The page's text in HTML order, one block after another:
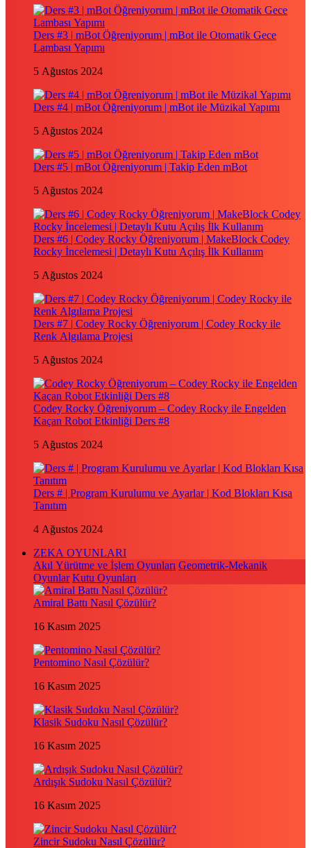
Ders #3 | mBot Öğreniyorum | mBot ile Otomatik Gece
Lambası Yapımı
5 Ağustos 2024
Ders #4 | mBot Öğreniyorum | mBot ile Müzikal Yapımı
5 Ağustos 2024
Ders #5 | mBot Öğreniyorum | Takip Eden mBot
5 Ağustos 2024
Ders #6 | Codey Rocky Öğreniyorum | MakeBlock Codey
Rocky İncelemesi | Detaylı Kutu Açılış İlk Kullanım
5 Ağustos 2024
Ders #7 | Codey Rocky Öğreniyorum | Codey Rocky ile
Renk Algılama Projesi
5 Ağustos 2024
Codey Rocky Öğreniyorum – Codey Rocky ile Engelden
Kaçan Robot Etkinliği Ders #8
5 Ağustos 2024
Ders # | Program Kurulumu ve Ayarlar | Kod Blokları Kısa
Tanıtım
4 Ağustos 2024
ZEKA OYUNLARI
Akıl Yürütme ve İşlem Oyunları Geometrik-Mekanik
Oyunlar Kutu Oyunları
Amiral Battı Nasıl Çözülür?
16 Kasım 2025
Pentomino Nasıl Çözülür?
16 Kasım 2025
Klasik Sudoku Nasıl Çözülür?
16 Kasım 2025
Ardışık Sudoku Nasıl Çözülür?
16 Kasım 2025
Zincir Sudoku Nasıl Çözülür?